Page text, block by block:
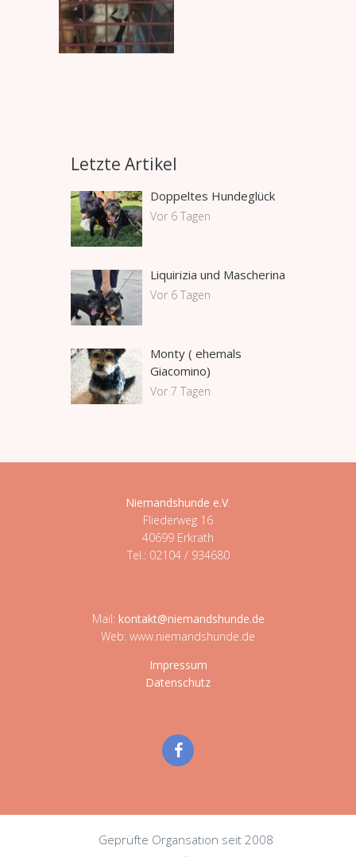
Letzte Artikel
Doppeltes Hundeglück
Vor 6 Tagen
Liquirizia und Mascherina
Vor 6 Tagen
Monty ( ehemals
Giacomino)
Vor 7 Tagen
Niemandshunde e.V.
Fliederweg 16
40699 Erkrath
Tel.: 02104 / 934680
Mail: kontakt@niemandshunde.de
Web: www.niemandshunde.de
Impressum
Datenschutz
Geprüfte Organsation seit 2008